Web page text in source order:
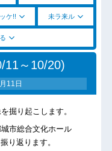
ケ!! 未ラ来ル
11～10/20)
11日
掘り起こします。
市総合文化ホール
り返ります。